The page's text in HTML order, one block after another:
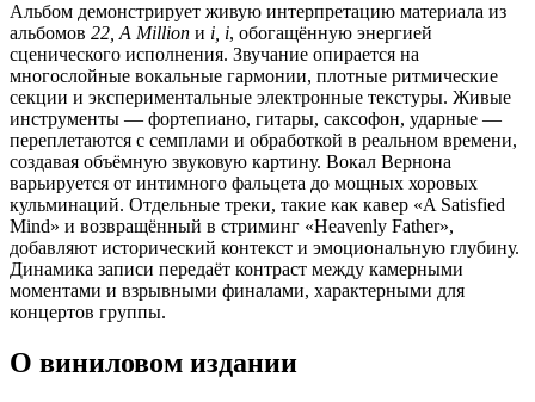
Альбом демонстрирует живую интерпретацию материала из
альбомов 22, A Million и i, i, обогащённую энергией
сценического исполнения. Звучание опирается на
многослойные вокальные гармонии, плотные ритмические
секции и экспериментальные электронные текстуры. Живые
инструменты — фортепиано, гитары, саксофон, ударные —
переплетаются с семплами и обработкой в реальном времени,
создавая объёмную звуковую картину. Вокал Вернона
варьируется от интимного фальцета до мощных хоровых
кульминаций. Отдельные треки, такие как кавер «A Satisfied
Mind» и возвращённый в стриминг «Heavenly Father»,
добавляют исторический контекст и эмоциональную глубину.
Динамика записи передаёт контраст между камерными
моментами и взрывными финалами, характерными для
концертов группы.
О виниловом издании